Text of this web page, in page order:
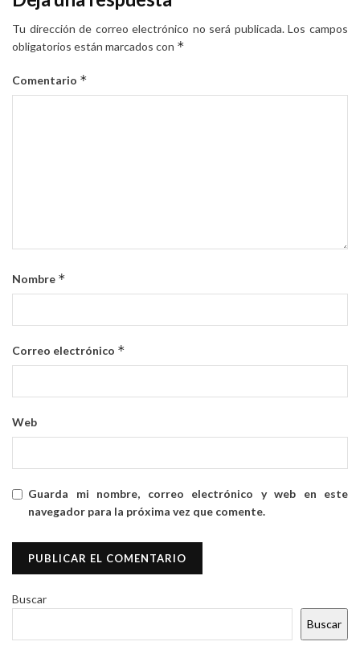
Tu dirección de correo electrónico no será publicada. Los campos
obligatorios están marcados con *
Comentario *
Nombre *
Correo electrónico *
Web
Guarda mi nombre, correo electrónico y web en este
navegador para la próxima vez que comente.
Buscar
Buscar